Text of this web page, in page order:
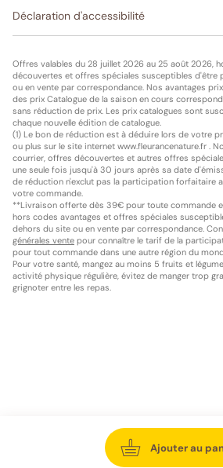
Ajouter au
Déclaration d'accessibilité
Offres valables du 28 juillet 2026 au 25 août 2026,
découvertes et offres spéciales susceptibles d'être
ou en vente par correspondance. Nos avantages
des prix Catalogue de la saison en cours
sans réduction de prix. Les prix catalogues sont
chaque nouvelle édition de catalogue.
(1) Le bon de réduction est à déduire lors de votre
ou plus sur le site internet www.fleurancenature.fr .
courrier, offres découvertes et autres offres
une seule fois jusqu'à 30 jours après sa date
de réduction n'exclut pas la participation forfaitaire
votre commande.
**Livraison offerte dès 39€ pour toute commande
hors codes avantages et offres spéciales
dehors du site ou en vente par correspondance.
générales vente pour connaître le tarif de la
pour tout commande dans une autre région du
Pour votre santé, mangez au moins 5 fruits et
activité physique régulière, évitez de manger trop
grignoter entre les repas.